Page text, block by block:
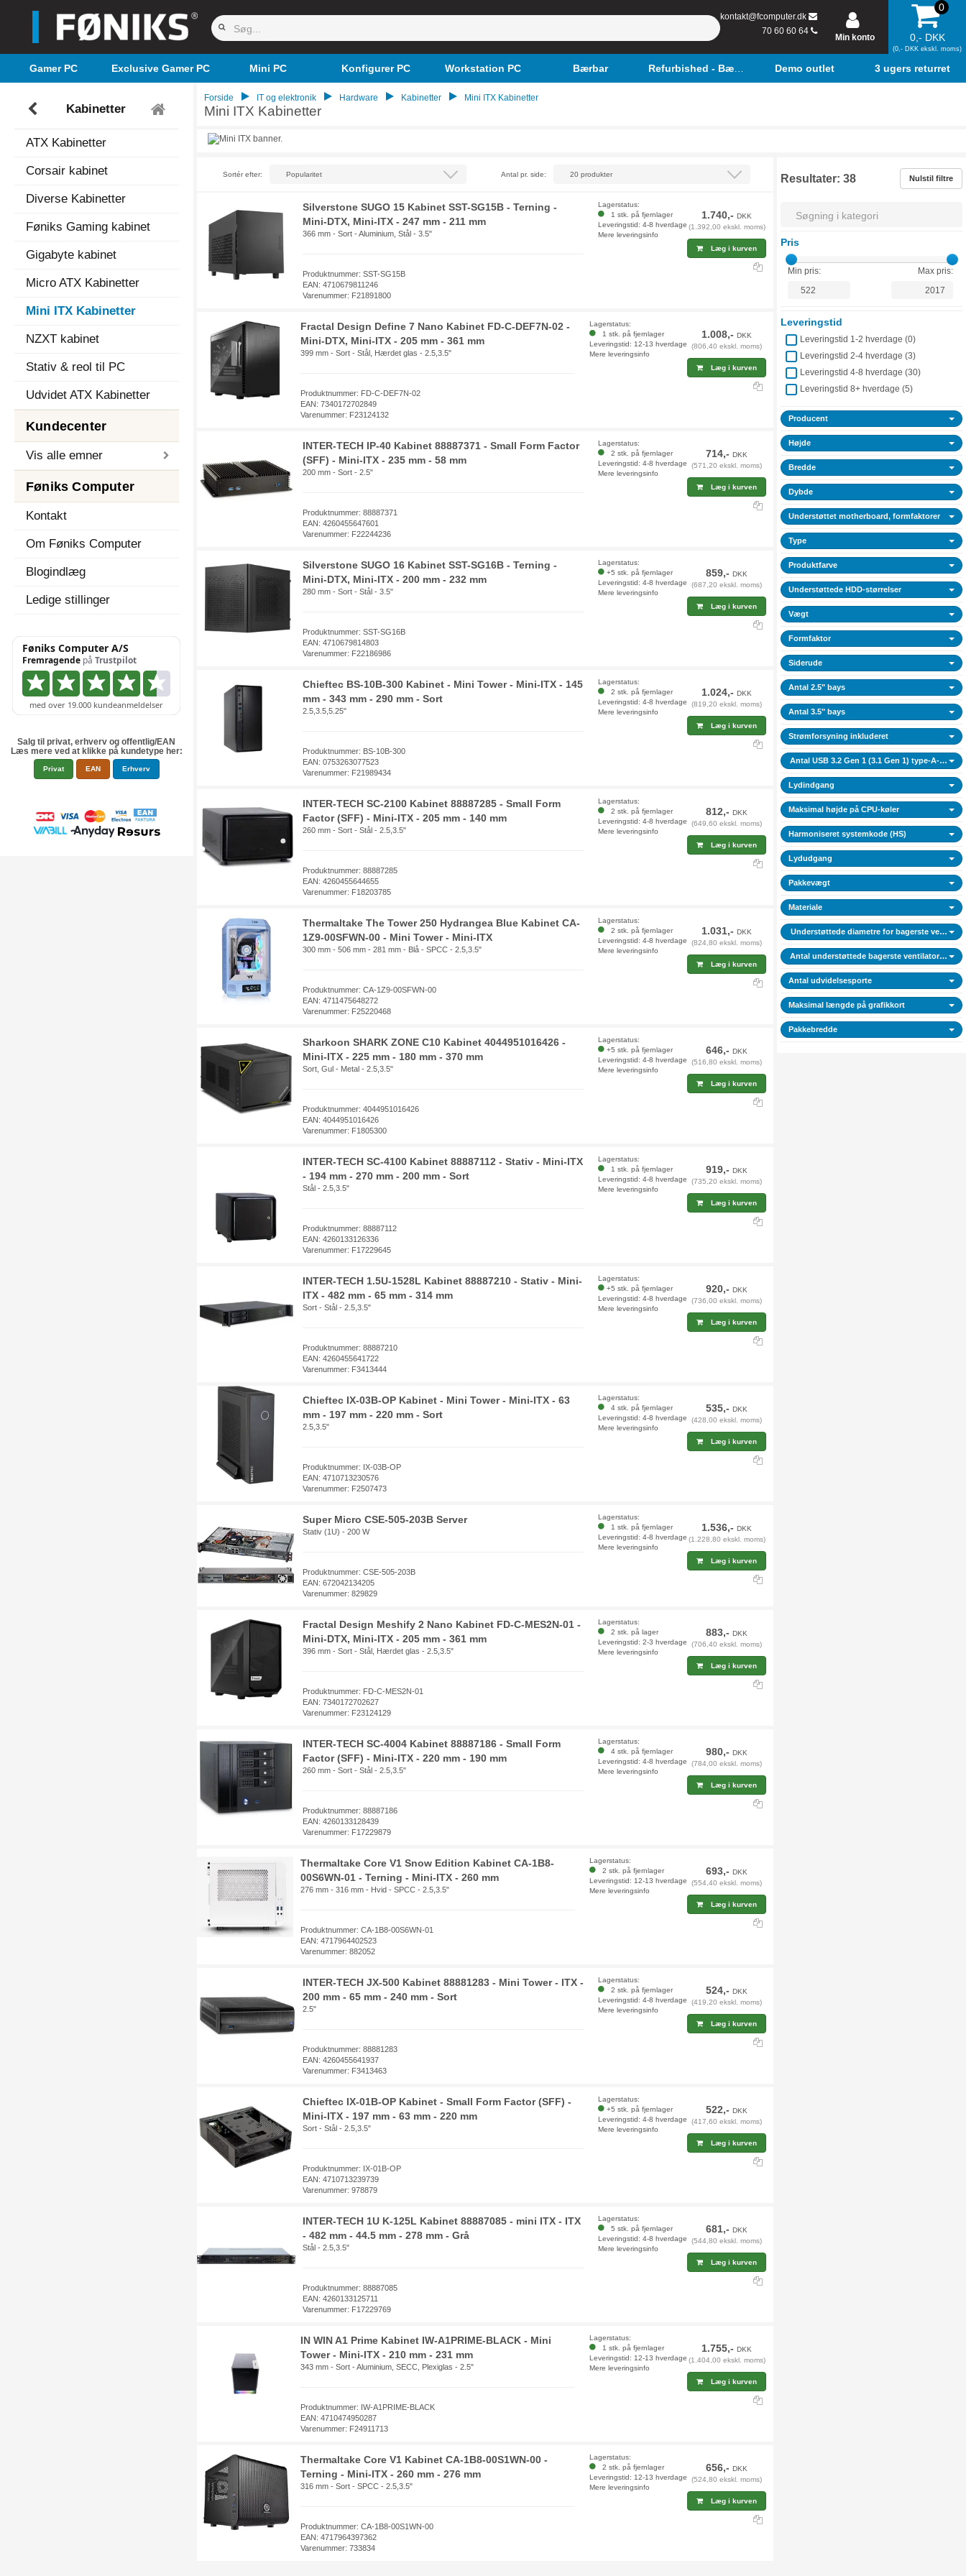
kontakt@fcomputer.dk
70 60 60 64
Min konto
0
0,- DKK
(0,- DKK ekskl. moms)
Gamer PC Exclusive Gamer PC Mini PC Konfigurer PC Workstation PC Bærbar Refurbished - Bærbar Demo outlet 3 ugers returret
Kabinetter
ATX Kabinetter
Corsair kabinet
Diverse Kabinetter
Føniks Gaming kabinet
Gigabyte kabinet
Micro ATX Kabinetter
Mini ITX Kabinetter
NZXT kabinet
Stativ & reol til PC
Udvidet ATX Kabinetter
Kundecenter
Vis alle emner
Føniks Computer
Kontakt
Om Føniks Computer
Blogindlæg
Ledige stillinger
Salg til privat, erhverv og offentlig/EAN
Læs mere ved at klikke på kundetype her:
Privat EAN Erhverv
Forside IT og elektronik Hardware Kabinetter Mini ITX Kabinetter
Mini ITX Kabinetter
Resultater:38 Nulstil filtre
Pris
Min pris: Max pris:
Leveringstid
Leveringstid 1-2 hverdage (0)
Leveringstid 2-4 hverdage (3)
Leveringstid 4-8 hverdage (30)
Leveringstid 8+ hverdage (5)
Producent
Højde
Bredde
Dybde
Understøttet motherboard, formfaktorer
Type
Produktfarve
Understøttede HDD-størrelser
Vægt
Formfaktor
Siderude
Antal 2.5" bays
Antal 3.5" bays
Strømforsyning inkluderet
Antal USB 3.2 Gen 1 (3.1 Gen 1) type-A-porte
Lydindgang
Maksimal højde på CPU-køler
Harmoniseret systemkode (HS)
Lydudgang
Pakkevægt
Materiale
Understøttede diametre for bagerste
Antal understøttede bagerste ventilatorer
Antal udvidelsesporte
Maksimal længde på grafikkort
Pakkebredde
Sortér efter: Antal pr. side:
Silverstone SUGO 15 Kabinet SST-SG15B - Terning -
Mini-DTX, Mini-ITX - 247 mm - 211 mm
366 mm - Sort - Aluminium, Stål - 3.5"
Produktnummer: SST-SG15B
EAN: 4710679811246
Varenummer: F21891800
Lagerstatus:
1 stk. på fjernlager
Leveringstid: 4-8 hverdage
Mere leveringsinfo
1.740,-DKK
(1.392,00 ekskl. moms)
Læg i kurven
Fractal Design Define 7 Nano Kabinet FD-C-DEF7N-02 -
Mini-DTX, Mini-ITX - 205 mm - 361 mm
399 mm - Sort - Stål, Hærdet glas - 2.5,3.5"
Produktnummer: FD-C-DEF7N-02
EAN: 7340172702849
Varenummer: F23124132
Lagerstatus:
1 stk. på fjernlager
Leveringstid: 12-13 hverdage
Mere leveringsinfo
1.008,-DKK
(806,40 ekskl. moms)
Læg i kurven
INTER-TECH IP-40 Kabinet 88887371 - Small Form Factor
(SFF) - Mini-ITX - 235 mm - 58 mm
200 mm - Sort - 2.5"
Produktnummer: 88887371
EAN: 4260455647601
Varenummer: F22244236
Lagerstatus:
2 stk. på fjernlager
Leveringstid: 4-8 hverdage
Mere leveringsinfo
714,-DKK
(571,20 ekskl. moms)
Læg i kurven
Silverstone SUGO 16 Kabinet SST-SG16B - Terning -
Mini-DTX, Mini-ITX - 200 mm - 232 mm
280 mm - Sort - Stål - 3.5"
Produktnummer: SST-SG16B
EAN: 4710679814803
Varenummer: F22186986
Lagerstatus:
+5 stk. på fjernlager
Leveringstid: 4-8 hverdage
Mere leveringsinfo
859,-DKK
(687,20 ekskl. moms)
Læg i kurven
Chieftec BS-10B-300 Kabinet - Mini Tower - Mini-ITX - 145
mm - 343 mm - 290 mm - Sort
2.5,3.5,5.25"
Produktnummer: BS-10B-300
EAN: 0753263077523
Varenummer: F21989434
Lagerstatus:
2 stk. på fjernlager
Leveringstid: 4-8 hverdage
Mere leveringsinfo
1.024,-DKK
(819,20 ekskl. moms)
Læg i kurven
INTER-TECH SC-2100 Kabinet 88887285 - Small Form
Factor (SFF) - Mini-ITX - 205 mm - 140 mm
260 mm - Sort - Stål - 2.5,3.5"
Produktnummer: 88887285
EAN: 4260455644655
Varenummer: F18203785
Lagerstatus:
2 stk. på fjernlager
Leveringstid: 4-8 hverdage
Mere leveringsinfo
812,-DKK
(649,60 ekskl. moms)
Læg i kurven
Thermaltake The Tower 250 Hydrangea Blue Kabinet CA-
1Z9-00SFWN-00 - Mini Tower - Mini-ITX
300 mm - 506 mm - 281 mm - Blå - SPCC - 2.5,3.5"
Produktnummer: CA-1Z9-00SFWN-00
EAN: 4711475648272
Varenummer: F25220468
Lagerstatus:
2 stk. på fjernlager
Leveringstid: 4-8 hverdage
Mere leveringsinfo
1.031,-DKK
(824,80 ekskl. moms)
Læg i kurven
Sharkoon SHARK ZONE C10 Kabinet 4044951016426 -
Mini-ITX - 225 mm - 180 mm - 370 mm
Sort, Gul - Metal - 2.5,3.5"
Produktnummer: 4044951016426
EAN: 4044951016426
Varenummer: F1805300
Lagerstatus:
+5 stk. på fjernlager
Leveringstid: 4-8 hverdage
Mere leveringsinfo
646,-DKK
(516,80 ekskl. moms)
Læg i kurven
INTER-TECH SC-4100 Kabinet 88887112 - Stativ - Mini-ITX
- 194 mm - 270 mm - 200 mm - Sort
Stål - 2.5,3.5"
Produktnummer: 88887112
EAN: 4260133126336
Varenummer: F17229645
Lagerstatus:
1 stk. på fjernlager
Leveringstid: 4-8 hverdage
Mere leveringsinfo
919,-DKK
(735,20 ekskl. moms)
Læg i kurven
INTER-TECH 1.5U-1528L Kabinet 88887210 - Stativ - Mini-
ITX - 482 mm - 65 mm - 314 mm
Sort - Stål - 2.5,3.5"
Produktnummer: 88887210
EAN: 4260455641722
Varenummer: F3413444
Lagerstatus:
+5 stk. på fjernlager
Leveringstid: 4-8 hverdage
Mere leveringsinfo
920,-DKK
(736,00 ekskl. moms)
Læg i kurven
Chieftec IX-03B-OP Kabinet - Mini Tower - Mini-ITX - 63
mm - 197 mm - 220 mm - Sort
2.5,3.5"
Produktnummer: IX-03B-OP
EAN: 4710713230576
Varenummer: F2507473
Lagerstatus:
4 stk. på fjernlager
Leveringstid: 4-8 hverdage
Mere leveringsinfo
535,-DKK
(428,00 ekskl. moms)
Læg i kurven
Super Micro CSE-505-203B Server
Stativ (1U) - 200 W
Produktnummer: CSE-505-203B
EAN: 672042134205
Varenummer: 829829
Lagerstatus:
1 stk. på fjernlager
Leveringstid: 4-8 hverdage
Mere leveringsinfo
1.536,-DKK
(1.228,80 ekskl. moms)
Læg i kurven
Fractal Design Meshify 2 Nano Kabinet FD-C-MES2N-01 -
Mini-DTX, Mini-ITX - 205 mm - 361 mm
396 mm - Sort - Stål, Hærdet glas - 2.5,3.5"
Produktnummer: FD-C-MES2N-01
EAN: 7340172702627
Varenummer: F23124129
Lagerstatus:
2 stk. på lager
Leveringstid: 2-3 hverdage
Mere leveringsinfo
883,-DKK
(706,40 ekskl. moms)
Læg i kurven
INTER-TECH SC-4004 Kabinet 88887186 - Small Form
Factor (SFF) - Mini-ITX - 220 mm - 190 mm
260 mm - Sort - Stål - 2.5,3.5"
Produktnummer: 88887186
EAN: 4260133128439
Varenummer: F17229879
Lagerstatus:
4 stk. på fjernlager
Leveringstid: 4-8 hverdage
Mere leveringsinfo
980,-DKK
(784,00 ekskl. moms)
Læg i kurven
Thermaltake Core V1 Snow Edition Kabinet CA-1B8-
00S6WN-01 - Terning - Mini-ITX - 260 mm
276 mm - 316 mm - Hvid - SPCC - 2.5,3.5"
Produktnummer: CA-1B8-00S6WN-01
EAN: 4717964402523
Varenummer: 882052
Lagerstatus:
2 stk. på fjernlager
Leveringstid: 12-13 hverdage
Mere leveringsinfo
693,-DKK
(554,40 ekskl. moms)
Læg i kurven
INTER-TECH JX-500 Kabinet 88881283 - Mini Tower - ITX -
200 mm - 65 mm - 240 mm - Sort
2.5"
Produktnummer: 88881283
EAN: 4260455641937
Varenummer: F3413463
Lagerstatus:
2 stk. på fjernlager
Leveringstid: 4-8 hverdage
Mere leveringsinfo
524,-DKK
(419,20 ekskl. moms)
Læg i kurven
Chieftec IX-01B-OP Kabinet - Small Form Factor (SFF) -
Mini-ITX - 197 mm - 63 mm - 220 mm
Sort - Stål - 2.5,3.5"
Produktnummer: IX-01B-OP
EAN: 4710713239739
Varenummer: 978879
Lagerstatus:
+5 stk. på fjernlager
Leveringstid: 4-8 hverdage
Mere leveringsinfo
522,-DKK
(417,60 ekskl. moms)
Læg i kurven
INTER-TECH 1U K-125L Kabinet 88887085 - mini ITX - ITX
- 482 mm - 44.5 mm - 278 mm - Grå
Stål - 2.5,3.5"
Produktnummer: 88887085
EAN: 4260133125711
Varenummer: F17229769
Lagerstatus:
5 stk. på fjernlager
Leveringstid: 4-8 hverdage
Mere leveringsinfo
681,-DKK
(544,80 ekskl. moms)
Læg i kurven
IN WIN A1 Prime Kabinet IW-A1PRIME-BLACK - Mini
Tower - Mini-ITX - 210 mm - 231 mm
343 mm - Sort - Aluminium, SECC, Plexiglas - 2.5"
Produktnummer: IW-A1PRIME-BLACK
EAN: 4710474950287
Varenummer: F24911713
Lagerstatus:
1 stk. på fjernlager
Leveringstid: 12-13 hverdage
Mere leveringsinfo
1.755,-DKK
(1.404,00 ekskl. moms)
Læg i kurven
Thermaltake Core V1 Kabinet CA-1B8-00S1WN-00 -
Terning - Mini-ITX - 260 mm - 276 mm
316 mm - Sort - SPCC - 2.5,3.5"
Produktnummer: CA-1B8-00S1WN-00
EAN: 4717964397362
Varenummer: 733834
Lagerstatus:
2 stk. på fjernlager
Leveringstid: 12-13 hverdage
Mere leveringsinfo
656,-DKK
(524,80 ekskl. moms)
Læg i kurven